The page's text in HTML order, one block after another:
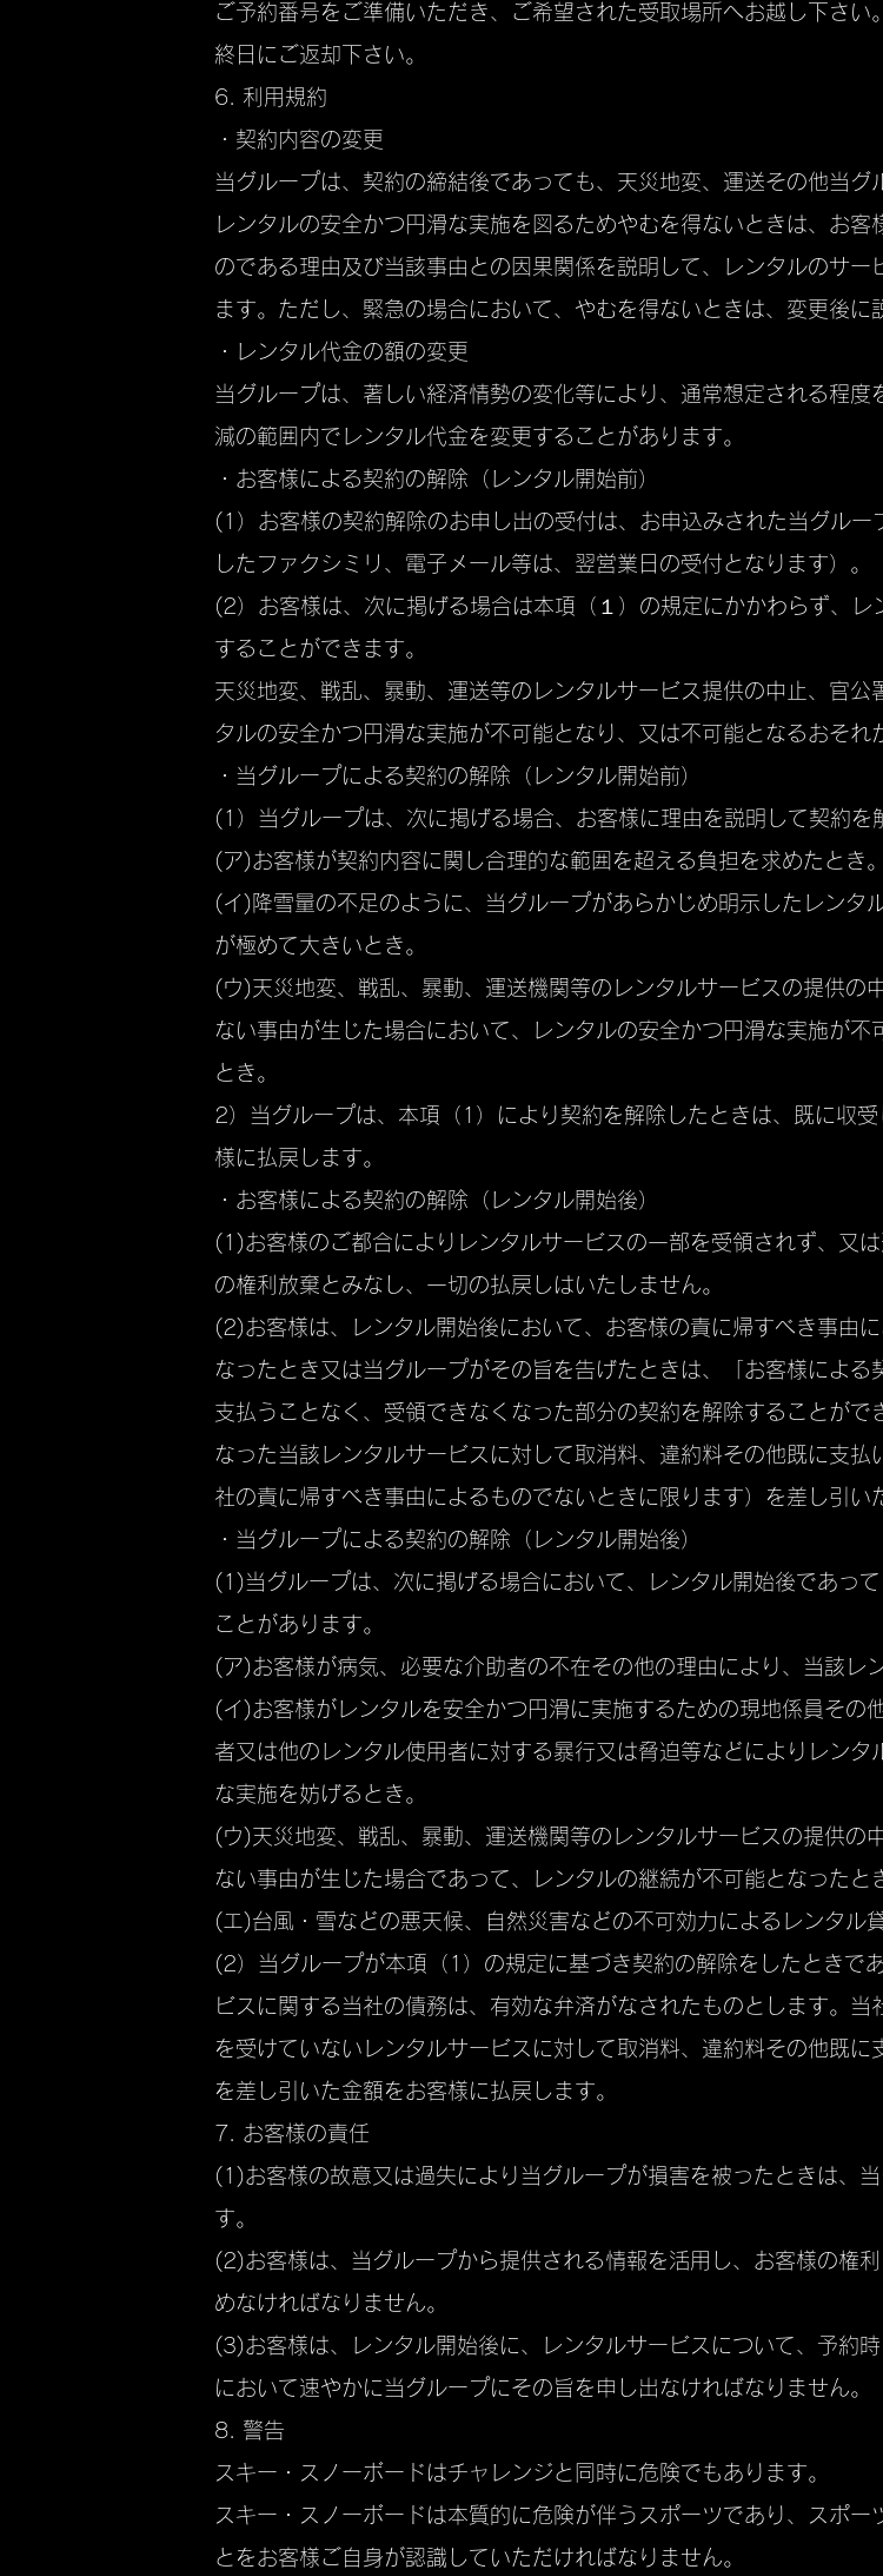
ご予約番号をご準備いただき、ご希望された受取場所へお越し下さ
終日にご返却下さい。
6. 利用規約
・契約内容の変更
当グループは、契約の締結後であっても、天災地変、運送その他当グ
レンタルの安全かつ円滑な実施を図るためやむを得ないときは、お
のである理由及び当該事由との因果関係を説明して、レンタルのサ
ます。ただし、緊急の場合において、やむを得ないときは、変更後に
・レンタル代金の額の変更
当グループは、著しい経済情勢の変化等により、通常想定される程
減の範囲内でレンタル代金を変更することがあります。
・お客様による契約の解除（レンタル開始前）
(1）お客様の契約解除のお申し出の受付は、お申込みされた当グル
したファクシミリ、電子メール等は、翌営業日の受付となります）。
(2）お客様は、次に掲げる場合は本項（１）の規定にかかわらず、
することができます。
天災地変、戦乱、暴動、運送等のレンタルサービス提供の中止、官
タルの安全かつ円滑な実施が不可能となり、又は不可能となるおそれ
・当グループによる契約の解除（レンタル開始前）
(1）当グループは、次に掲げる場合、お客様に理由を説明して契約を
(ア)お客様が契約内容に関し合理的な範囲を超える負担を求めたとき。
(イ)降雪量の不足のように、当グループがあらかじめ明示したレンタ
が極めて大きいとき。
(ウ)天災地変、戦乱、暴動、運送機関等のレンタルサービスの提供の
ない事由が生じた場合において、レンタルの安全かつ円滑な実施が
とき。
2）当グループは、本項（1）により契約を解除したときは、既に収
様に払戻します。
・お客様による契約の解除（レンタル開始後）
(1)お客様のご都合によりレンタルサービスの一部を受領されず、又
の権利放棄とみなし、一切の払戻しはいたしません。
(2)お客様は、レンタル開始後において、お客様の責に帰すべき事由
なったとき又は当グループがその旨を告げたときは、「お客様によ
支払うことなく、受領できなくなった部分の契約を解除することが
なった当該レンタルサービスに対して取消料、違約料その他既に支
社の責に帰すべき事由によるものでないときに限ります）を差し引い
・当グループによる契約の解除（レンタル開始後）
(1)当グループは、次に掲げる場合において、レンタル開始後であっ
ことがあります。
(ア)お客様が病気、必要な介助者の不在その他の理由により、当該レ
(イ)お客様がレンタルを安全かつ円滑に実施するための現地係員その
者又は他のレンタル使用者に対する暴行又は脅迫等などによりレン
な実施を妨げるとき。
(ウ)天災地変、戦乱、暴動、運送機関等のレンタルサービスの提供の
ない事由が生じた場合であって、レンタルの継続が不可能となったと
(エ)台風・雪などの悪天候、自然災害などの不可効力によるレンタル
(2）当グループが本項（1）の規定に基づき契約の解除をしたときで
ビスに関する当社の債務は、有効な弁済がなされたものとします。
を受けていないレンタルサービスに対して取消料、違約料その他既
を差し引いた金額をお客様に払戻します。
7. お客様の責任
(1)お客様の故意又は過失により当グループが損害を被ったときは、
す。
(2)お客様は、当グループから提供される情報を活用し、お客様の権
めなければなりません。
(3)お客様は、レンタル開始後に、レンタルサービスについて、予約
において速やかに当グループにその旨を申し出なければなりません。
8. 警告
スキー・スノーボードはチャレンジと同時に危険でもあります。
スキー・スノーボードは本質的に危険が伴うスポーツであり、スポ
とをお客様ご自身が認識していただければなりません。